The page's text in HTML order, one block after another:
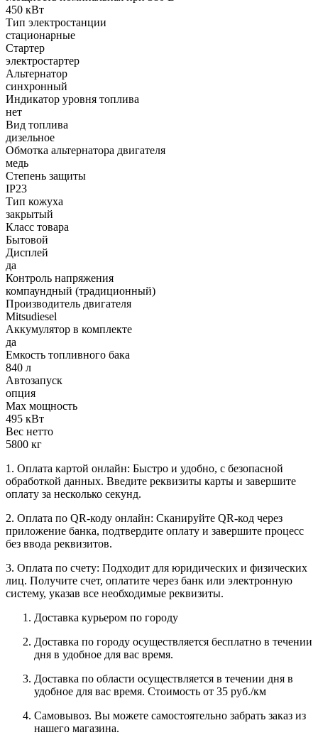
450 кВт
Тип электростанции
стационарные
Стартер
электростартер
Альтернатор
синхронный
Индикатор уровня топлива
нет
Вид топлива
дизельное
Обмотка альтернатора двигателя
медь
Степень защиты
IP23
Тип кожуха
закрытый
Класс товара
Бытовой
Дисплей
да
Контроль напряжения
компаундный (традиционный)
Производитель двигателя
Mitsudiesel
Аккумулятор в комплекте
да
Емкость топливного бака
840 л
Автозапуск
опция
Max мощность
495 кВт
Вес нетто
5800 кг
1. Оплата картой онлайн: Быстро и удобно, с безопасной
обработкой данных. Введите реквизиты карты и завершите
оплату за несколько секунд.
2. Оплата по QR-коду онлайн: Сканируйте QR-код через
приложение банка, подтвердите оплату и завершите процесс
без ввода реквизитов.
3. Оплата по счету: Подходит для юридических и физических
лиц. Получите счет, оплатите через банк или электронную
систему, указав все необходимые реквизиты.
Доставка курьером по городу
Доставка по городу осуществляется бесплатно в течении
дня в удобное для вас время.
Доставка по области осуществляется в течении дня в
удобное для вас время. Стоимость от 35 руб./км
Самовывоз. Вы можете самостоятельно забрать заказ из
нашего магазина.